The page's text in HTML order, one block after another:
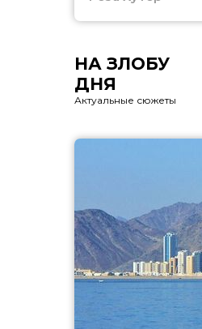
НА ЗЛОБУ
ДНЯ
Актуальные сюжеты